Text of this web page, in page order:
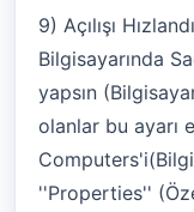
9) Açılışı
Bilgisayarında
yapsın
olanlar bu ayarı
''Properties''